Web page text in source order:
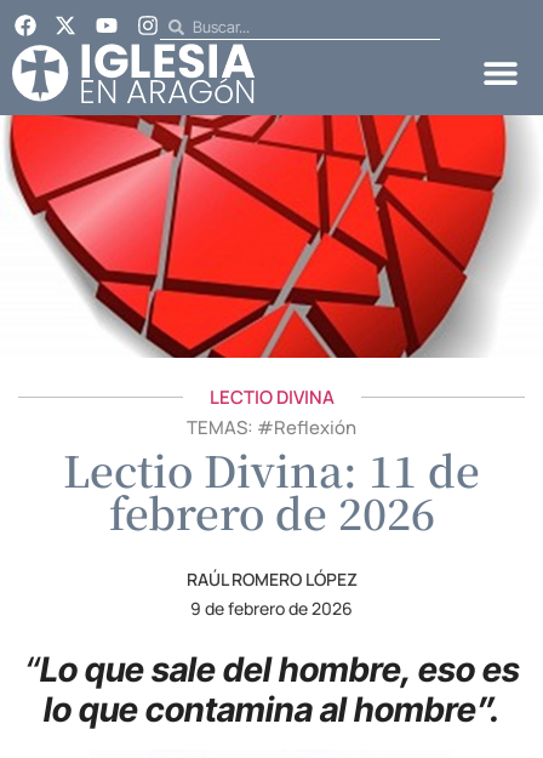
LECTIO DIVINA
TEMAS: #Reflexión
Lectio Divina: 11 de
febrero de 2026
RAÚL ROMERO LÓPEZ
9 de febrero de 2026
“Lo que sale del hombre, eso es
lo que contamina al hombre”.